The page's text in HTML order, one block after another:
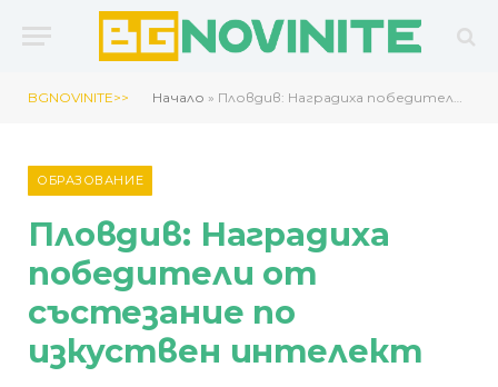
BGNOVINITE>> Начало » Пловдив: Наградиха победители от състезание по изкуствен интелект
ОБРАЗОВАНИЕ
Пловдив: Наградиха
победители от
състезание по
изкуствен интелект